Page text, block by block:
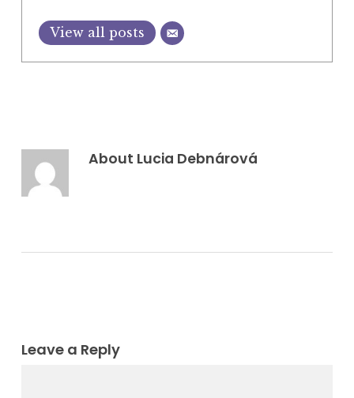
View all posts
About Lucia Debnárová
Leave a Reply